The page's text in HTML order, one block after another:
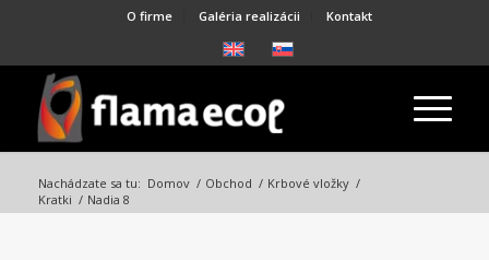
O firme Galéria realizácii Kontakt
Nachádzate sa tu: Domov / Obchod / Krbové vložky /
Kratki / Nadia 8